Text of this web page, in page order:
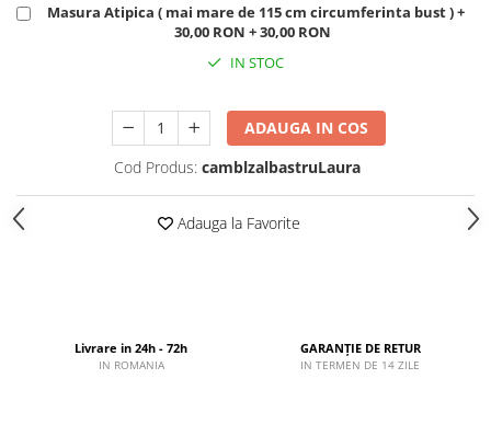
Masura Atipica ( mai mare de 115 cm circumferinta bust ) +
30,00 RON + 30,00 RON
IN STOC
ADAUGA IN COS
Cod Produs: camblzalbastruLaura
Adauga la Favorite
Livrare in 24h - 72h
IN ROMANIA
GARANȚIE DE RETUR
IN TERMEN DE 14 ZILE